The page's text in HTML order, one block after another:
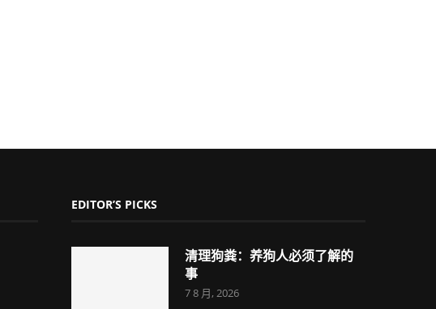
EDITOR’S PICKS
清理狗粪：养狗人必须了解的
事
7 8 月, 2026